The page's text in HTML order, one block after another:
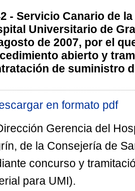
- Servicio Canario de
Universitario de
de 2007, por el
abierto y
de suministro
en formato pdf
Gerencia del
de la Consejería de
concurso y
para UMI).